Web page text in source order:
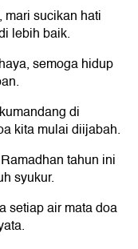
sucikan hati
lebih baik.
semoga hidup
di
kita mulai diijabah.
tahun ini
syukur.
setiap air mata doa